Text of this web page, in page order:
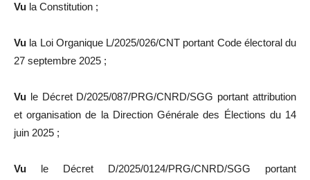
Vu la Constitution ;
Vu la Loi Organique L/2025/026/CNT portant Code électoral du
27 septembre 2025 ;
Vu le Décret D/2025/087/PRG/CNRD/SGG portant attribution
et organisation de la Direction Générale des Élections du 14
juin 2025 ;
Vu le Décret D/2025/0124/PRG/CNRD/SGG portant